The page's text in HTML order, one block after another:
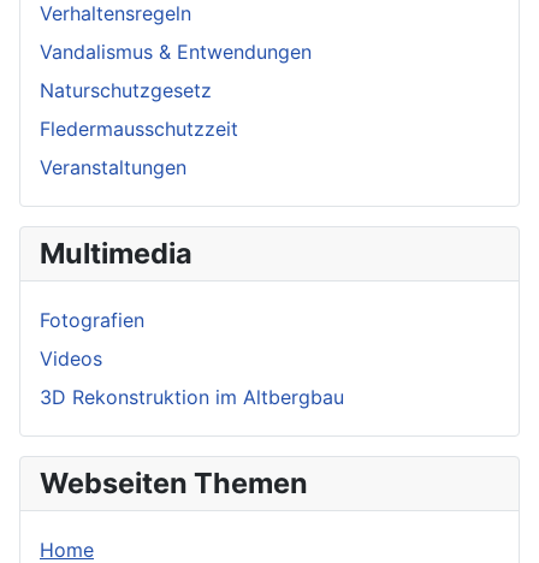
Verhaltensregeln
Vandalismus & Entwendungen
Naturschutzgesetz
Fledermausschutzzeit
Veranstaltungen
Multimedia
Fotografien
Videos
3D Rekonstruktion im Altbergbau
Webseiten Themen
Home